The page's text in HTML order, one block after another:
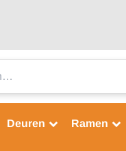
Deuren Ramen